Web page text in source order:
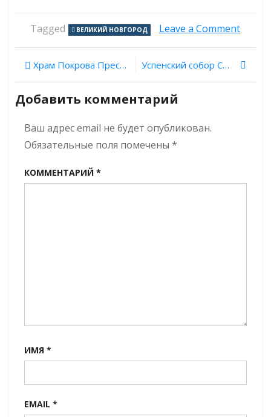
Tagged ВЕЛИКИЙ НОВГОРОД Leave a Commenton
нашли
в
Навигация
по
записям
Храм Покрова Пресвятой Богородицы в Рубцове Успенский собор Смоленска
Добавить комментарий
Ваш адрес email не будет опубликован.
Обязательные поля помечены *
КОММЕНТАРИЙ *
ИМЯ *
EMAIL *